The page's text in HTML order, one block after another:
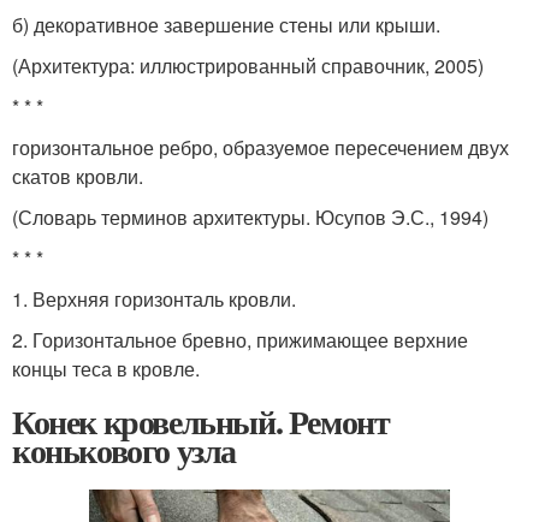
б) декоративное завершение стены или крыши.
(Архитектура: иллюстрированный справочник, 2005)
* * *
горизонтальное ребро, образуемое пересечением двух
скатов кровли.
(Словарь терминов архитектуры. Юсупов Э.С., 1994)
* * *
1. Верхняя горизонталь кровли.
2. Горизонтальное бревно, прижимающее верхние
концы теса в кровле.
Конек кровельный. Ремонт
конькового узла